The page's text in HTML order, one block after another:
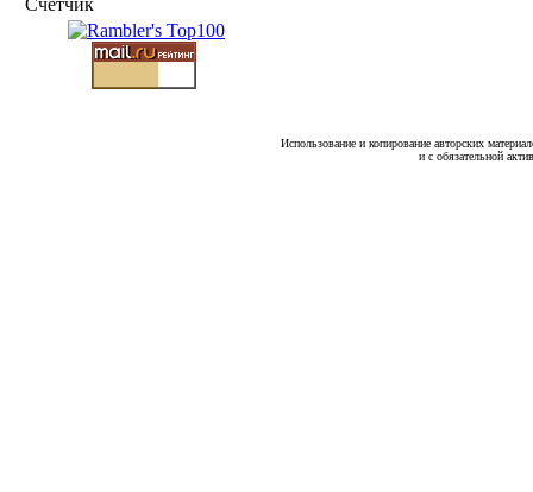
Счетчик
Использование и копирование авторских
и с обязательной